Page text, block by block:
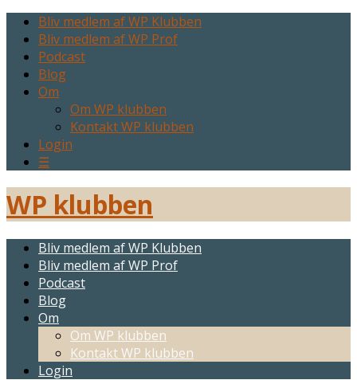
Bliv medlem af WP Klubben
Bliv medlem af WP Prof
Podcast
Blog
Om
Om WP klubben
Kontakt WP klubben
Login
☰
WP klubben
Bliv medlem af WP Klubben
Bliv medlem af WP Prof
Podcast
Blog
Om
Om WP klubben
Kontakt WP klubben
Login